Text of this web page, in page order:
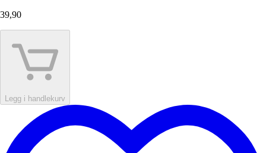
39,90
Legg i handlekurv